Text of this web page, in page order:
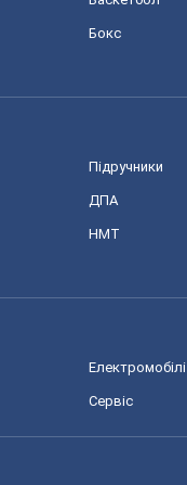
Бокс
Підручники
ДПА
НМТ
Електромобілі
Сервіс